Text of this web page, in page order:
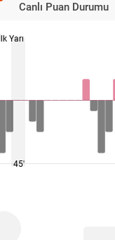
Canlı Puan Durumu
İlk Yarı
45'